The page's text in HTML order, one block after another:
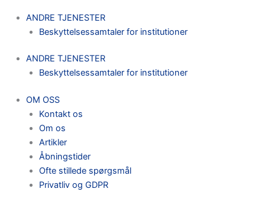
ANDRE TJENESTER
Beskyttelsessamtaler for institutioner
ANDRE TJENESTER
Beskyttelsessamtaler for institutioner
OM OSS
Kontakt os
Om os
Artikler
Åbningstider
Ofte stillede spørgsmål
Privatliv og GDPR